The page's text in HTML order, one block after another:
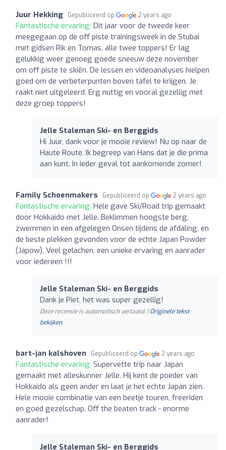
Juur Hekking Gepubliceerd op 2 years ago
Fantastische ervaring: Dit jaar voor de tweede keer
meegegaan op de off piste trainingsweek in de Stubai
met gidsen Rik en Tomas, alle twee toppers! Er lag
gelukkig weer genoeg goede sneeuw deze november
om off piste te skiën. De lessen en videoanalyses hielpen
goed om de verbeterpunten boven tafel te krijgen. Je
raakt niet uitgeleerd. Erg nuttig en vooral gezellig met
deze groep toppers!
Jelle Staleman Ski- en Berggids
Hi Juur, dank voor je mooie review! Nu op naar de
Haute Route. Ik begreep van Hans dat je die prima
aan kunt. In ieder geval tot aankomende zomer!
Family Schoenmakers Gepubliceerd op 2 years ago
Fantastische ervaring: Hele gave Ski/Road trip gemaakt
door Hokkaido met Jelle. Beklimmen hoogste berg,
zwemmen in een afgelegen Onsen tijdens de afdaling, en
de beste plekken gevonden voor de echte Japan Powder
(Japow). Veel gelachen, een unieke ervaring en aanrader
voor iedereen !!!
Jelle Staleman Ski- en Berggids
Dank je Piet, het was super gezellig!
Deze recensie is automatisch vertaald. |Originele tekst
bekijken
bart-jan kalshoven Gepubliceerd op 2 years ago
Fantastische ervaring: Supervette trip naar Japan
gemaakt met alleskunner Jelle. Hij kent de poeder van
Hokkaido als geen ander en laat je het echte Japan zien.
Hele mooie combinatie van een beetje touren, freeriden
en goed gezelschap. Off the beaten track - enorme
aanrader!
Jelle Staleman Ski- en Berggids